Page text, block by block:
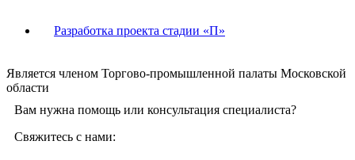
Разработка проекта стадии «П»
Является членом Торгово-промышленной палаты Московской
области
Вам нужна помощь или консультация специалиста?
Свяжитесь с нами: